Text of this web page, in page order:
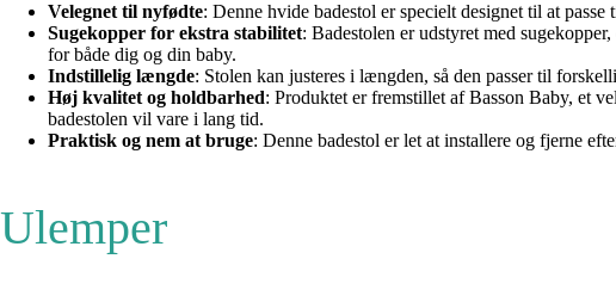
Velegnet til nyfødte: Denne hvide badestol er specielt designet til at
Sugekopper for ekstra stabilitet: Badestolen er udstyret med
for både dig og din baby.
Indstillelig længde: Stolen kan justeres i længden, så den passer til
Høj kvalitet og holdbarhed: Produktet er fremstillet af Basson Baby, et
badestolen vil vare i lang tid.
Praktisk og nem at bruge: Denne badestol er let at installere og fjerne
Ulemper